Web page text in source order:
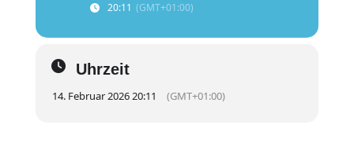
20:11 (GMT+01:00)
Uhrzeit
14. Februar 2026 20:11 (GMT+01:00)